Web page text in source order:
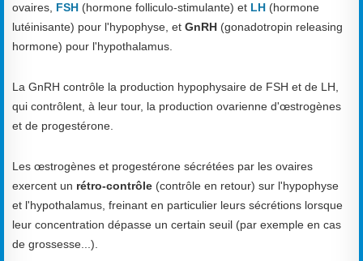
ovaires, FSH (hormone folliculo-stimulante) et LH (hormone
lutéinisante) pour l'hypophyse, et GnRH (gonadotropin releasing
hormone) pour l'hypothalamus.
La GnRH contrôle la production hypophysaire de FSH et de LH,
qui contrôlent, à leur tour, la production ovarienne d'œstrogènes
et de progestérone.
Les œstrogènes et progestérone sécrétées par les ovaires
exercent un rétro-contrôle (contrôle en retour) sur l'hypophyse
et l'hypothalamus, freinant en particulier leurs sécrétions lorsque
leur concentration dépasse un certain seuil (par exemple en cas
de grossesse...).